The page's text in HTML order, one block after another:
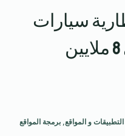
سيارات
كهربائية تعمل حتى 8 ملايين
و المواقع, برمجة المواقع